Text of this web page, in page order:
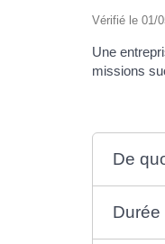
Vérifié le 01/
Une
missions
De
Durée